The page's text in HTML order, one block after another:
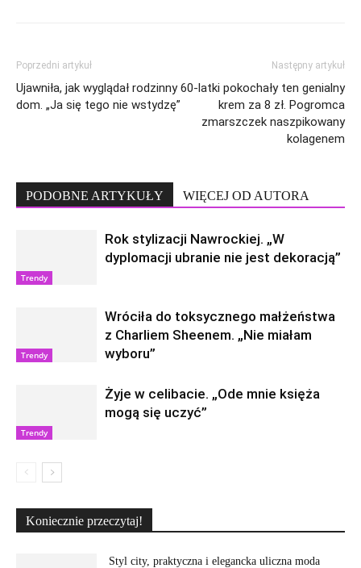
Poprzedni artykuł
Ujawniła, jak wyglądał rodzinny
dom. „Ja się tego nie wstydzę”
Następny artykuł
60-latki pokochały ten genialny
krem za 8 zł. Pogromca
zmarszczek naszpikowany
kolagenem
PODOBNE ARTYKUŁY WIĘCEJ OD AUTORA
Trendy
Rok stylizacji Nawrockiej. „W
dyplomacji ubranie nie jest dekoracją”
Trendy
Wróciła do toksycznego małżeństwa
z Charliem Sheenem. „Nie miałam
wyboru”
Trendy
Żyje w celibacie. „Ode mnie księża
mogą się uczyć”
Koniecznie przeczytaj!
Styl city, praktyczna i elegancka uliczna moda